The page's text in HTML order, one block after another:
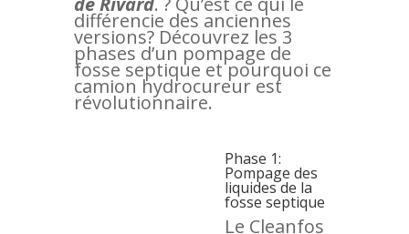
différencie des anciennes
versions? Découvrez les 3
phases d’un pompage de
fosse septique et pourquoi ce
camion hydrocureur est
révolutionnaire.
Phase 1:
Pompage des
liquides de la
fosse septique
Le Cleanfos